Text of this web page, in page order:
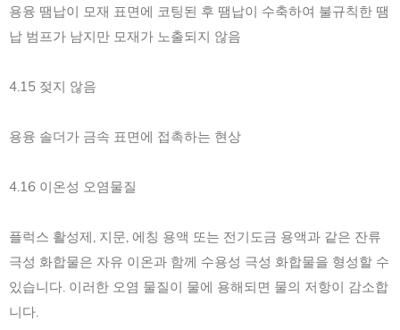
용융 땜납이 모재 표면에 코팅된 후 땜납이 수축하여 불규칙한 땜
납 범프가 남지만 모재가 노출되지 않음
4.15 젖지 않음
용융 솔더가 금속 표면에 접촉하는 현상
4.16 이온성 오염물질
플럭스 활성제, 지문, 에칭 용액 또는 전기도금 용액과 같은 잔류
극성 화합물은 자유 이온과 함께 수용성 극성 화합물을 형성할 수
있습니다. 이러한 오염 물질이 물에 용해되면 물의 저항이 감소합
니다.